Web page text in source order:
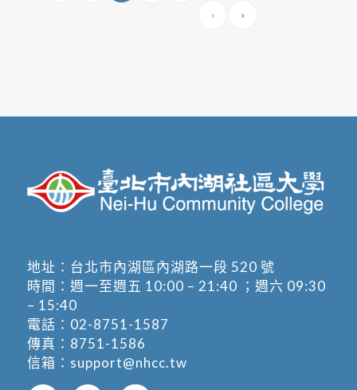
› »
地址： 台北市內湖區內湖路一段 520 號
時間：週一至週五 10:00 – 21:40 ；週六 09:30
– 15:40
電話： 02-8751-1587
傳真：8751-1586
信箱： support@nhcc.tw